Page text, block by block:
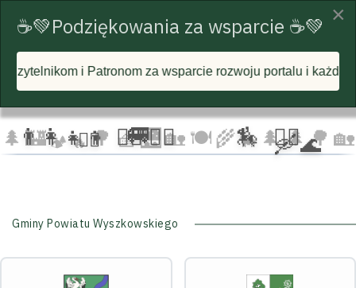
☁️ 🦅
☁️
🦅 🦅 ☁️
🌲 🏰🏕️ 🔥🌳 🧺🌉🏡 🍽️🌾🐄 🌲 🌲🌳 🏡
🚐 🚴‍♂️
🏇 🛶 🌊
🚴‍♀️ 🏃‍♂️ 🏃‍♀️
Gminy Powiatu Wyszkowskiego
×
☕💚Podziękowania za wsparcie ☕💚
wsparcie rozwoju portalu i każdą postawioną wirtualną